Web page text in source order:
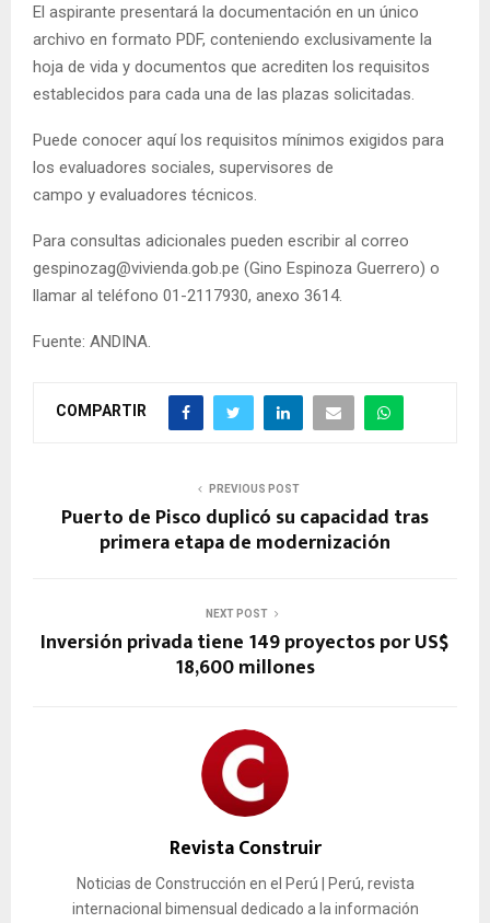
El aspirante presentará la documentación en un único
archivo en formato PDF, conteniendo exclusivamente la
hoja de vida y documentos que acrediten los requisitos
establecidos para cada una de las plazas solicitadas.
Puede conocer aquí los requisitos mínimos exigidos para
los evaluadores sociales, supervisores de
campo y evaluadores técnicos.
Para consultas adicionales pueden escribir al correo
gespinozag@vivienda.gob.pe (Gino Espinoza Guerrero) o
llamar al teléfono 01-2117930, anexo 3614.
Fuente: ANDINA.
COMPARTIR
PREVIOUS POST
Puerto de Pisco duplicó su capacidad tras
primera etapa de modernización
NEXT POST
Inversión privada tiene 149 proyectos por US$
18,600 millones
Revista Construir
Noticias de Construcción en el Perú | Perú, revista
internacional bimensual dedicado a la información